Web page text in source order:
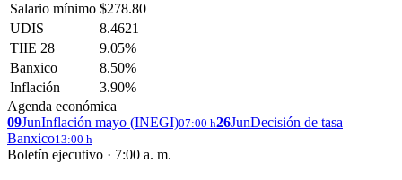
Salario mínimo $278.80
UDIS
8.4621
TIIE 28
9.05%
Banxico
8.50%
Inflación
3.90%
Agenda económica
09JunInflación mayo (INEGI)07:00 h26JunDecisión de tasa
Banxico13:00 h
Boletín ejecutivo · 7:00 a. m.